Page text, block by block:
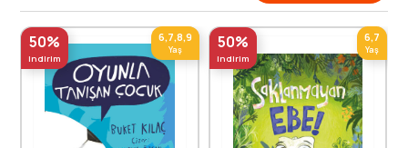
50%
indirim
6,7,8,9
Yaş 50%
indirim
6,7
Yaş